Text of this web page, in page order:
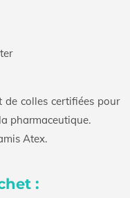
de colles certifiées pour
pharmaceutique.
Atex.
: